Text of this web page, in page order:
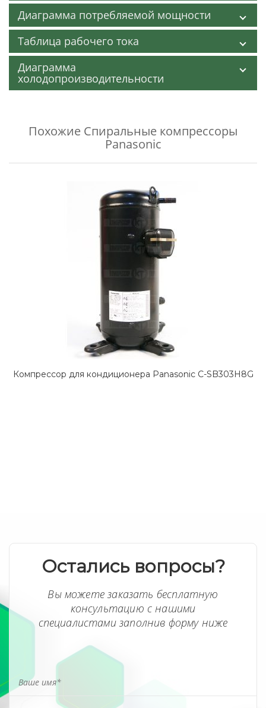
Диаграмма потребляемой мощности
Таблица рабочего тока
Диаграмма
холодопроизводительности
Похожие Спиральные компрессоры
Panasonic
Компрессор для кондиционера Panasonic C-SB303H8G
Остались вопросы?
Вы можете заказать бесплатную
консультацию с нашими
специалистами заполнив форму ниже